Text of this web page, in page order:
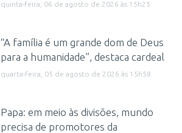
quinta-feira, 06 de agosto de 2026 às 15h25
“A família é um grande dom de Deus
para a humanidade”, destaca cardeal
quarta-feira, 05 de agosto de 2026 às 15h58
Papa: em meio às divisões, mundo
precisa de promotores da